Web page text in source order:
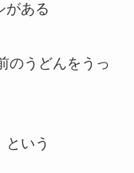
がある
のうどんをうっ
という